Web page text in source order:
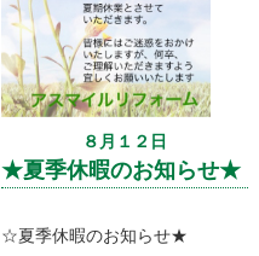
８月１２日
★夏季休暇のお知らせ★
☆夏季休暇のお知らせ★